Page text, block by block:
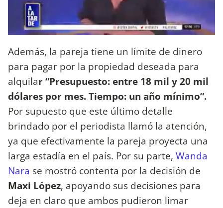
Además, la pareja tiene un límite de dinero
para pagar por la propiedad deseada para
alquilar “Presupuesto: entre 18 mil y 20 mil
dólares por mes. Tiempo: un año mínimo”.
Por supuesto que este último detalle
brindado por el periodista llamó la atención,
ya que efectivamente la pareja proyecta una
larga estadía en el país. Por su parte, Wanda
Nara se mostró contenta por la decisión de
Maxi López, apoyando sus decisiones para
deja en claro que ambos pudieron limar